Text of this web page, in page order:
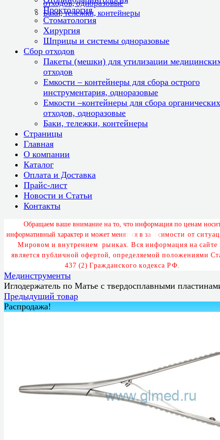
отходов, одноразовые
Баки, тележки, контейнеры
Проктология
Стоматология
Хирургия
Шприцы и системы одноразовые
Сбор отходов
Пакеты (мешки) для утилизации
отходов
Емкости – контейнеры для сбора острого
инструментария, одноразовые
Емкости –контейнеры для сбора органических
отходов, одноразовые
Баки, тележки, контейнеры
Страницы
Главная
О компании
Каталог
Оплата и Доставка
Прайс-лист
Новости и Статьи
Контакты
Обращаем ваше внимание на то, что информация по ценам носи
информативный характер и может менят ься в за исимости от ситуац
Мировом и внутреннем рынках. Вся информация на сайте
является публичной офертой, определяемой положениями Ст
437 (2) Гражданского кодекса РФ.
Мединструменты
Иглодержатель по Матье с твердосплавными
Предыдущий товар
Распродажа!